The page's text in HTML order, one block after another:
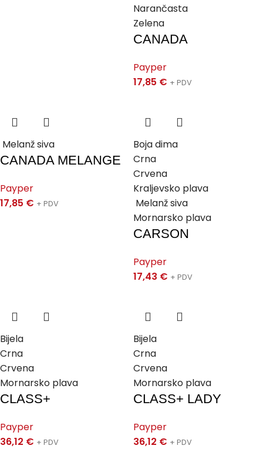
Narančasta
Zelena
CANADA
Payper
17,85 € + PDV
Melanž siva
CANADA MELANGE
Payper
17,85 € + PDV
Boja dima
Crna
Crvena
Kraljevsko plava
Melanž siva
Mornarsko plava
CARSON
Payper
17,43 € + PDV
Bijela
Crna
Crvena
Mornarsko plava
CLASS+
Payper
36,12 € + PDV
Bijela
Crna
Crvena
Mornarsko plava
CLASS+ LADY
Payper
36,12 € + PDV